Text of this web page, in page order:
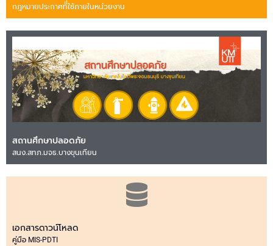
กฎหมายประกาศทีี่ใช้ภายในหน่วยงาน
สถานศึกษาปลอดภัย
สนง.สทภ.มจธ.บางขุนเทียน
เอกสารดาวน์โหลด
คู่มือ MIS-PDTI